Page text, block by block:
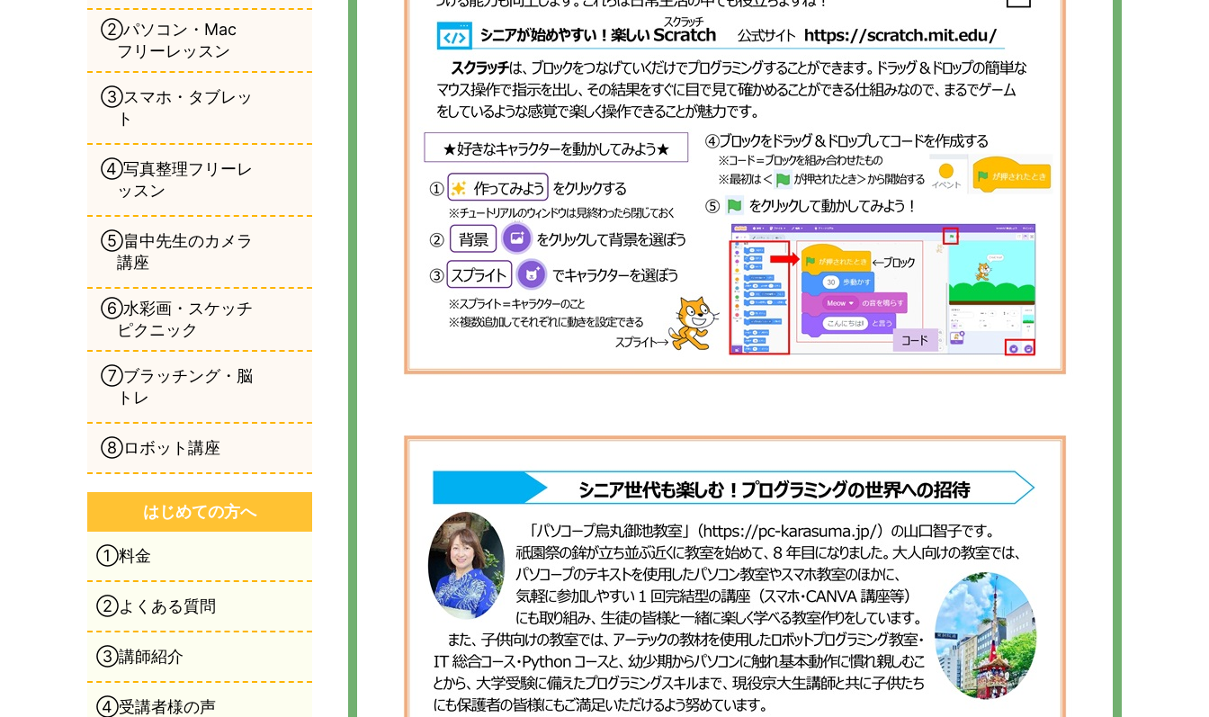
②パソコン・Mac
フリーレッスン
③スマホ・タブレッ
ト
④写真整理フリーレ
ッスン
⑤畠中先生のカメラ
講座
⑥水彩画・スケッチ
ピクニック
⑦ブラッチング・脳
トレ
⑧ロボット講座
はじめての方へ
①料金
②よくある質問
③講師紹介
④受講者様の声